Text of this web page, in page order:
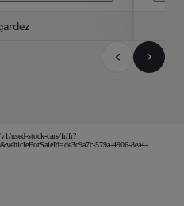
used-stock-cars/fr/fr?
579a-4906-8ea4-